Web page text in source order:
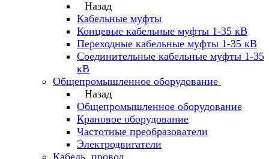
Назад
Кабельные муфты
Концевые кабельные муфты 1-35 кВ
Переходные кабельные муфты 1-35 кВ
Соединительные кабельные муфты 1-35
кВ
Общепромышленное оборудование
Назад
Общепромышленное оборудование
Крановое оборудование
Частотные преобразователи
Электродвигатели
Кабель, провод